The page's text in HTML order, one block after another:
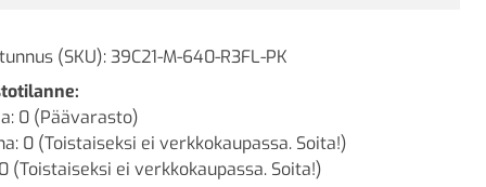
(SKU): 39C21-M-640-R3FL-PK
0 (Päävarasto)
0 (Toistaiseksi ei verkkokaupassa. Soita!)
(Toistaiseksi ei verkkokaupassa. Soita!)